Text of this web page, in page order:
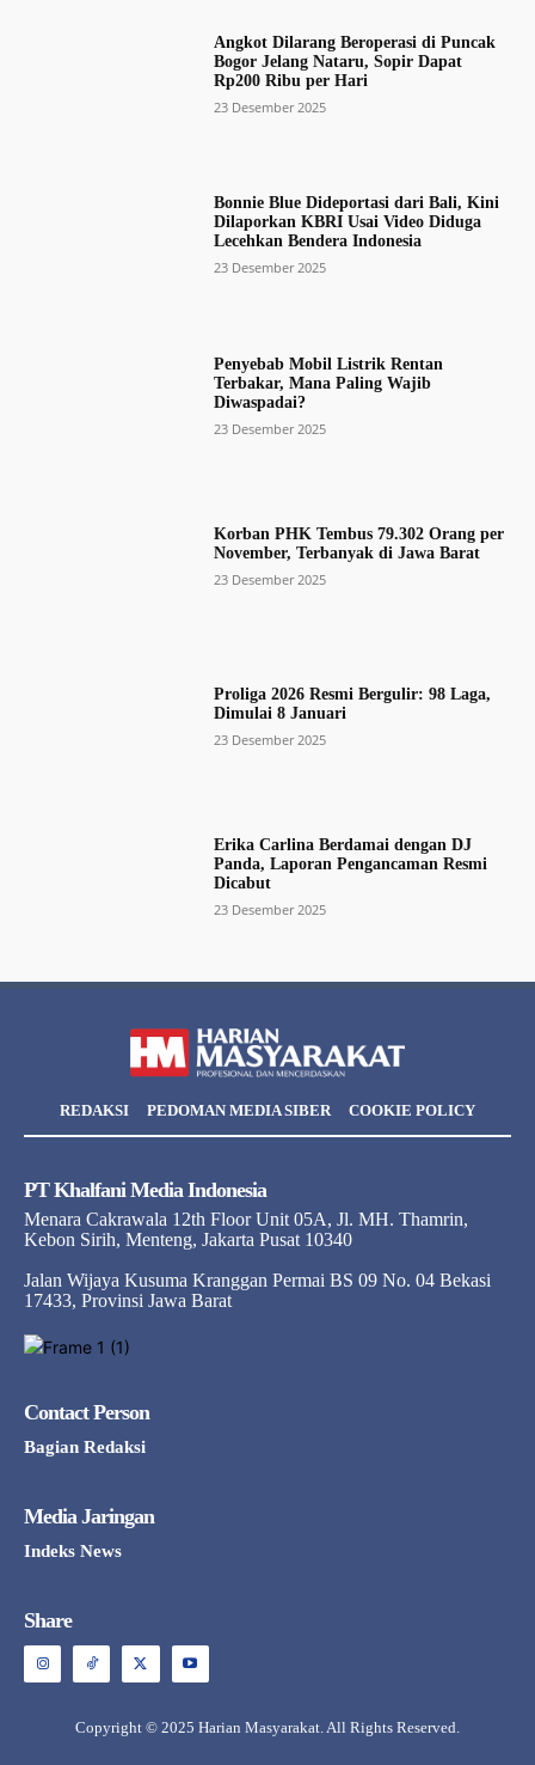
Angkot Dilarang Beroperasi di Puncak
Bogor Jelang Nataru, Sopir Dapat
Rp200 Ribu per Hari
23 Desember 2025
Bonnie Blue Dideportasi dari Bali, Kini
Dilaporkan KBRI Usai Video Diduga
Lecehkan Bendera Indonesia
23 Desember 2025
Penyebab Mobil Listrik Rentan
Terbakar, Mana Paling Wajib
Diwaspadai?
23 Desember 2025
Korban PHK Tembus 79.302 Orang per
November, Terbanyak di Jawa Barat
23 Desember 2025
Proliga 2026 Resmi Bergulir: 98 Laga,
Dimulai 8 Januari
23 Desember 2025
Erika Carlina Berdamai dengan DJ
Panda, Laporan Pengancaman Resmi
Dicabut
23 Desember 2025
REDAKSI PEDOMAN MEDIA SIBER COOKIE POLICY
PT Khalfani Media Indonesia
Menara Cakrawala 12th Floor Unit 05A, Jl. MH. Thamrin,
Kebon Sirih, Menteng, Jakarta Pusat 10340
Jalan Wijaya Kusuma Kranggan Permai BS 09 No. 04 Bekasi
17433, Provinsi Jawa Barat
Contact Person
Bagian Redaksi
Media Jaringan
Indeks News
Share
Copyright © 2025 Harian Masyarakat. All Rights Reserved.